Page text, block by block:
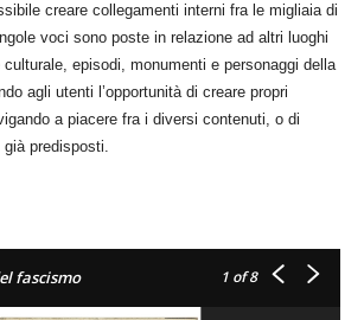
creare collegamenti interni fra le migliaia di
voci sono poste in relazione ad altri luoghi
episodi, monumenti e personaggi della
agli utenti l’opportunità di creare propri
a piacere fra i diversi contenuti, o di
già predisposti.
fascismo 1 of 8